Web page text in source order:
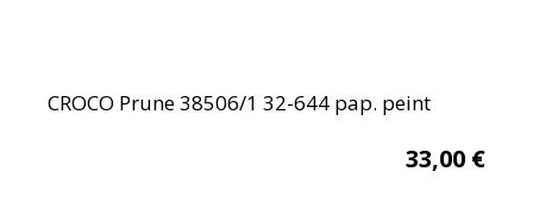
CROCO Prune 38506/1 32-644 pap. peint
33,00 €